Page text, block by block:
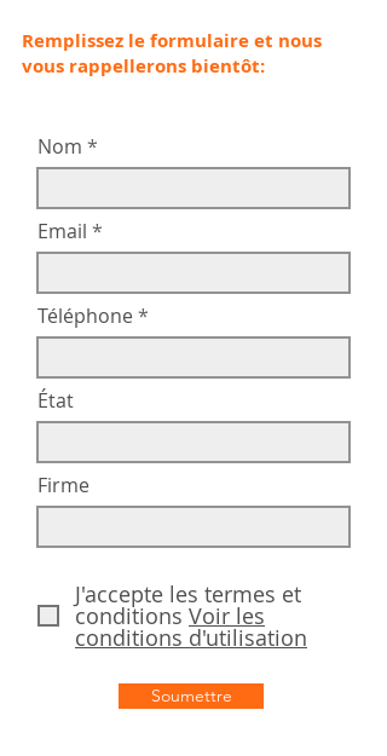
Remplissez le formulaire et nous
vous rappellerons bientôt:
Nom
Email
Téléphone
État
Firme
J'accepte les termes et
conditions Voir les
conditions d'utilisation
Soumettre